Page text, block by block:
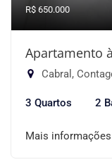
R$ 650.000
Apartamento
Cabral,
3 Quartos 2
Mais informações